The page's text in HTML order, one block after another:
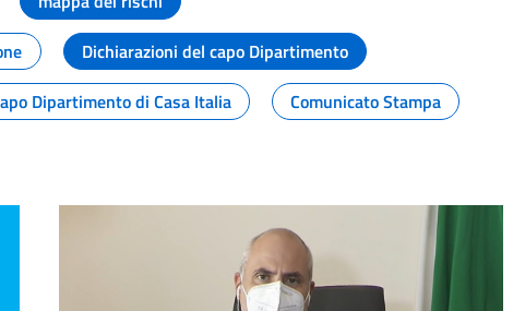
Dichiarazioni del capo Dipartimento
Dipartimento di Casa Italia
Comunicato Stampa